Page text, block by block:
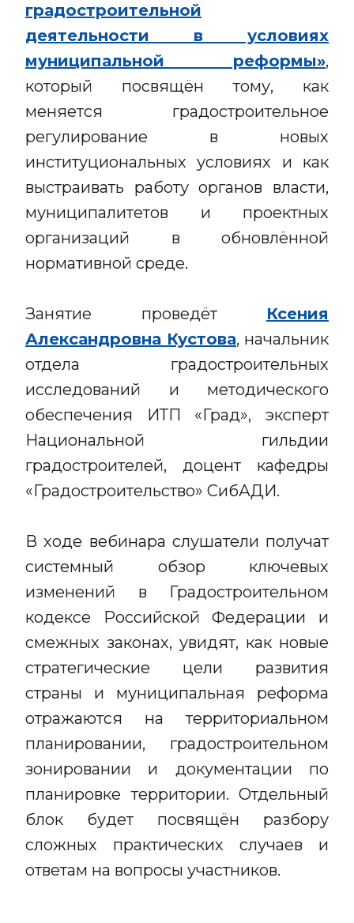
градостроительной
деятельности в условиях
муниципальной реформы»,
который посвящён тому, как
меняется градостроительное
регулирование в новых
институциональных условиях и как
выстраивать работу органов власти,
муниципалитетов и проектных
организаций в обновлённой
нормативной среде.
Занятие проведёт Ксения
Александровна Кустова, начальник
отдела градостроительных
исследований и методического
обеспечения ИТП «Град», эксперт
Национальной гильдии
градостроителей, доцент кафедры
«Градостроительство» СибАДИ.
В ходе вебинара слушатели получат
системный обзор ключевых
изменений в Градостроительном
кодексе Российской Федерации и
смежных законах, увидят, как новые
стратегические цели развития
страны и муниципальная реформа
отражаются на территориальном
планировании, градостроительном
зонировании и документации по
планировке территории. Отдельный
блок будет посвящён разбору
сложных практических случаев и
ответам на вопросы участников.